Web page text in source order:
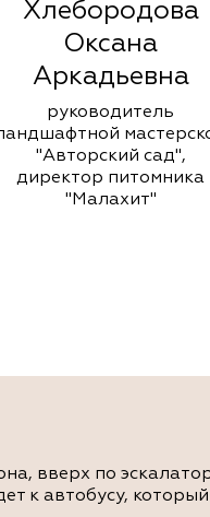
Хлебородова
Оксана
Аркадьевна
руководитель
"Авторский сад",
директор питомника
"Малахит"
вверх по
к автобусу,